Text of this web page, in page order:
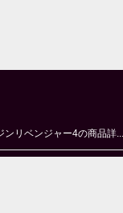
ンリベンジャー4の商品詳